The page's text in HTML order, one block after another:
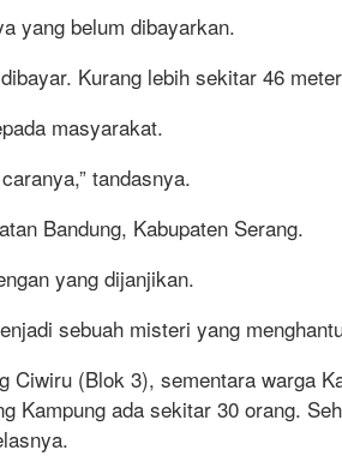
yang belum dibayarkan.
Kurang lebih sekitar 46
masyarakat.
tandasnya.
Bandung, Kabupaten Serang.
yang dijanjikan.
sebuah misteri yang
(Blok 3), sementara warga
ada sekitar 30 orang.